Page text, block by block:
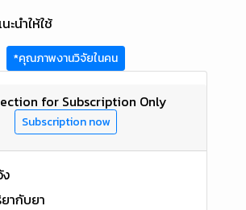
ำให้ใช้
*คุณภาพงานวิจัยในคน
for Subscription Only
Subscription now
ากับยา